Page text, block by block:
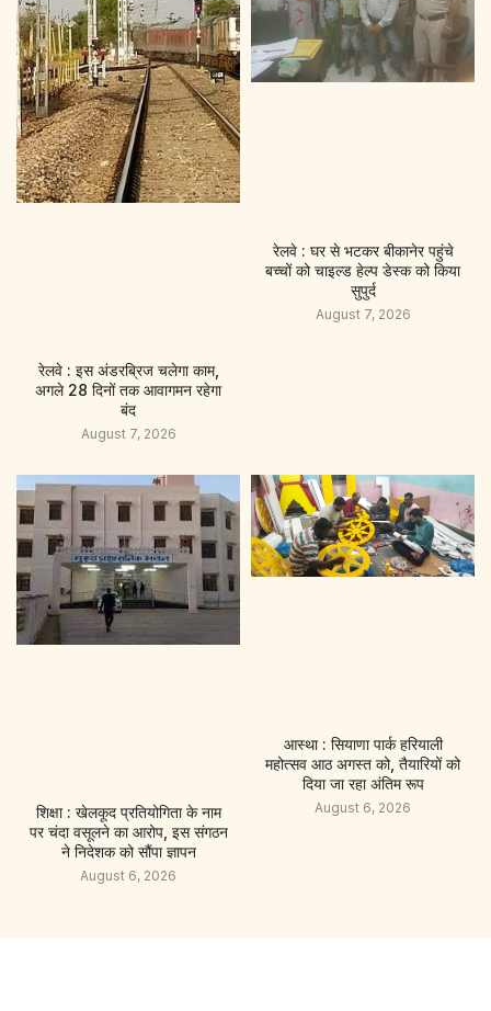
रेलवे : इस अंडरब्रिज चलेगा काम,
अगले 28 दिनों तक आवागमन रहेगा
बंद
August 7, 2026
रेलवे : घर से भटकर बीकानेर पहुंचे
बच्चों को चाइल्ड हेल्प डेस्क को किया
सुपुर्द
August 7, 2026
शिक्षा : खेलकूद प्रतियोगिता के नाम
पर चंदा वसूलने का आरोप, इस संगठन
ने निदेशक को सौंपा ज्ञापन
August 6, 2026
आस्था : सियाणा पार्क हरियाली
महोत्सव आठ अगस्त को, तैयारियों को
दिया जा रहा अंतिम रूप
August 6, 2026